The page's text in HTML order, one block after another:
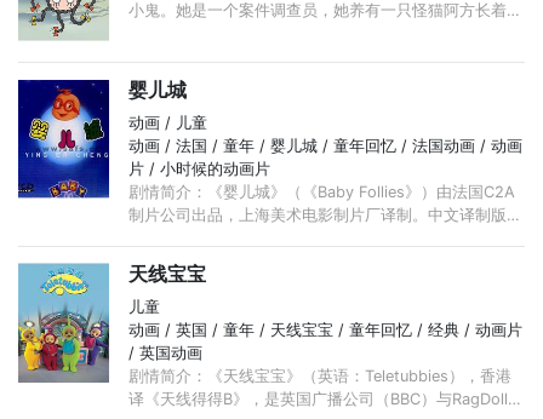
小鬼。她是一个案件调查员，她养有一只怪猫阿方长着两
婴儿城
动画 / 儿童
动画 / 法国 / 童年 / 婴儿城 / 童年回忆 / 法国动画 / 动画
片 / 小时候的动画片
剧情简介：《婴儿城》（《Baby Follies》）由法国C2A
制片公司出品，上海美术电影制片厂译制。中文译制版只
的白云间，有一座美丽的天城。 ...
天线宝宝
儿童
动画 / 英国 / 童年 / 天线宝宝 / 童年回忆 / 经典 / 动画片
/ 英国动画
剧情简介：《天线宝宝》（英语：Teletubbies），香港
译《天线得得B》，是英国广播公司（BBC）与RagDoll公